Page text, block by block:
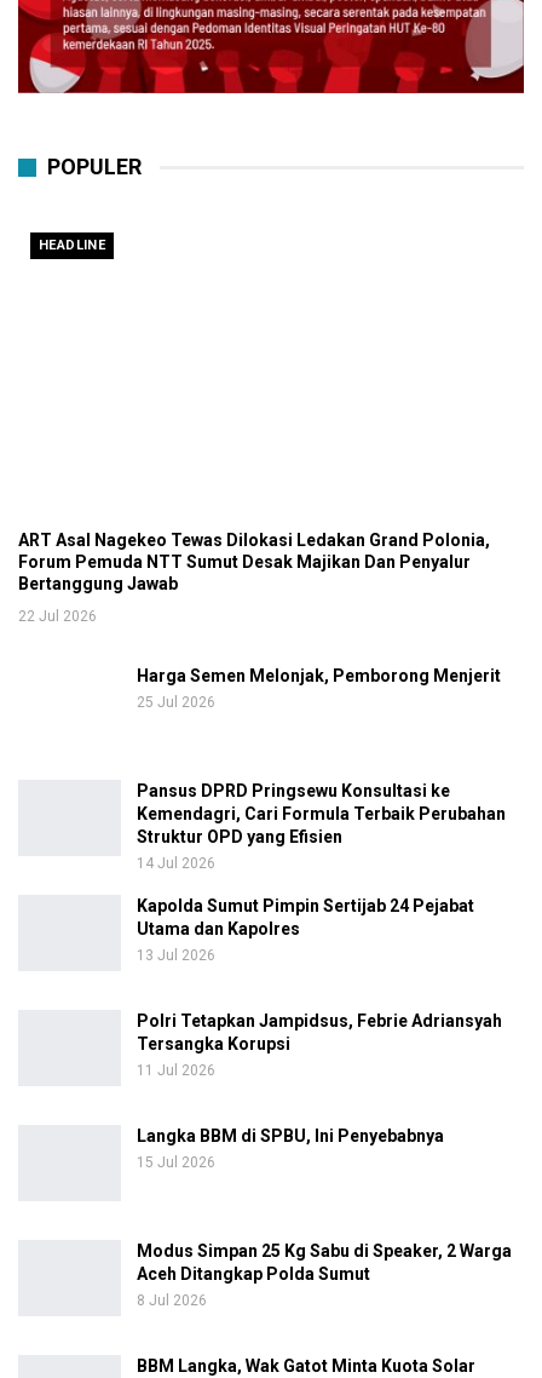
POPULER
HEADLINE
ART Asal Nagekeo Tewas Dilokasi Ledakan Grand Polonia,
Forum Pemuda NTT Sumut Desak Majikan Dan Penyalur
Bertanggung Jawab
22 Jul 2026
Harga Semen Melonjak, Pemborong Menjerit
25 Jul 2026
Pansus DPRD Pringsewu Konsultasi ke
Kemendagri, Cari Formula Terbaik Perubahan
Struktur OPD yang Efisien
14 Jul 2026
Kapolda Sumut Pimpin Sertijab 24 Pejabat
Utama dan Kapolres
13 Jul 2026
Polri Tetapkan Jampidsus, Febrie Adriansyah
Tersangka Korupsi
11 Jul 2026
Langka BBM di SPBU, Ini Penyebabnya
15 Jul 2026
Modus Simpan 25 Kg Sabu di Speaker, 2 Warga
Aceh Ditangkap Polda Sumut
8 Jul 2026
BBM Langka, Wak Gatot Minta Kuota Solar